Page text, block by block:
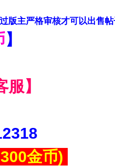
版主严格审核才可以出售帖
】
】
金币)